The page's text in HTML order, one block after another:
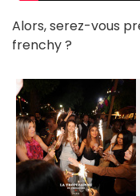
Alors, serez-vous
frenchy ?